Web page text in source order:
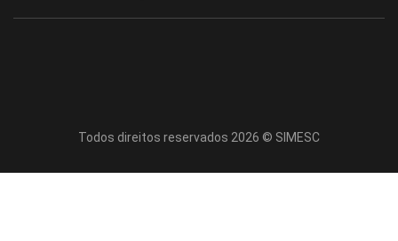
Todos direitos reservados 2026 © SIMESC